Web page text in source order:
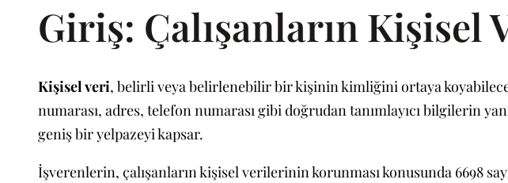
Giriş: Çalışanların
Kişisel veri, belirli veya belirlenebilir bir kişinin kimliğini ortaya
numarası, adres, telefon numarası gibi doğrudan tanımlayıcı bilgilerin
geniş bir yelpazeyi kapsar.
İşverenlerin, çalışanların kişisel verilerinin korunması konusunda 6698